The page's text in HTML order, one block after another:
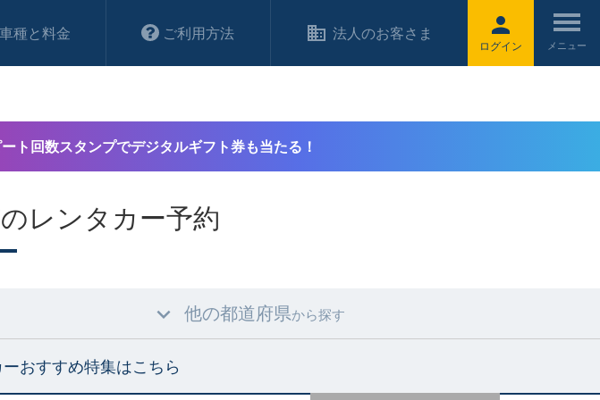
ログイン
車種と料金 ご利用方法 法人のお客さま
ト回数スタンプでデジタルギフト券も当たる！
レンタカー予約
他の都道府県から探す
おすすめ特集はこちら